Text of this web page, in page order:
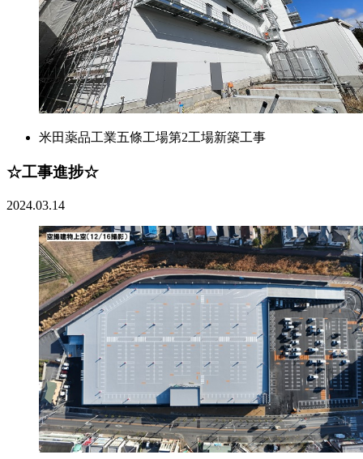
米田薬品工業五條工場第2工場新築工事
☆工事進捗☆
2024.03.14